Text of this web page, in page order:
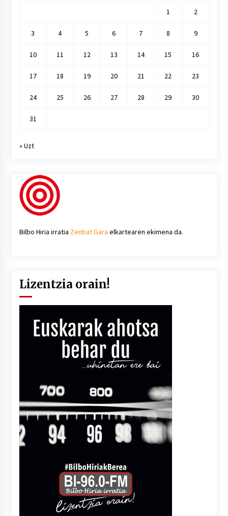
1
2
3 4 5 6 7 8 9
10 11 12 13 14 15 16
17 18 19 20 21 22 23
24 25 26 27 28 29 30
31
« Uzt
Bilbo Hiria irratia Zenbat Gara elkartearen ekimena da.
Lizentzia orain!